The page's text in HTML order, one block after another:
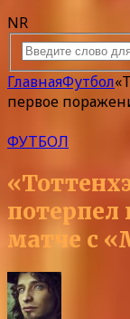
NR
ГлавнаяФутбол
первое
ФУТБОЛ
потерпел
матче с